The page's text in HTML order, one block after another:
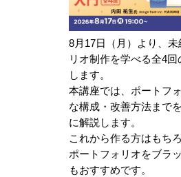
8月17日（月）より、
リオ制作を学べる全4
します。
本講座では、ポートフ
な構成・改善方法まで
に解説します。
これから作る方はもち
ポートフォリオをブラ
もおすすめです。